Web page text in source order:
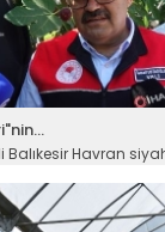
Balıkesir Havran